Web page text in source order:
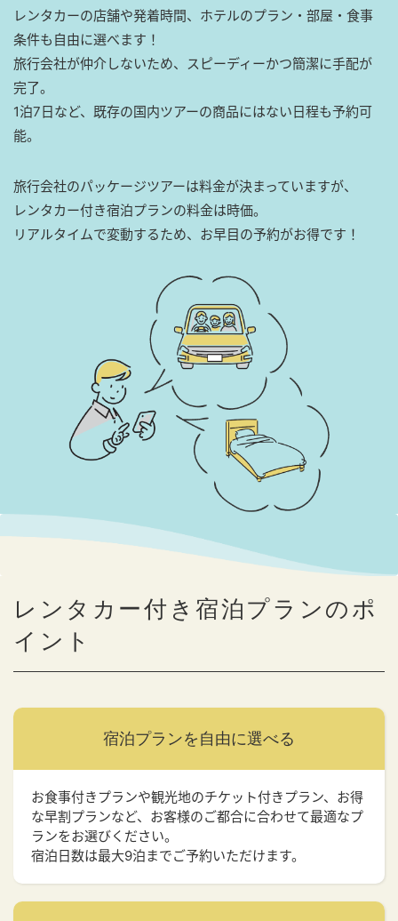
レンタカーの店舗や発着時間、ホテルのプラン・部屋・食事
条件も自由に選べます！
旅行会社が仲介しないため、スピーディーかつ簡潔に手配が
完了。
1泊7日など、既存の国内ツアーの商品にはない日程も予約可
能。
旅行会社のパッケージツアーは料金が決まっていますが、
レンタカー付き宿泊プランの料金は時価。
リアルタイムで変動するため、お早目の予約がお得です！
レンタカー付き宿泊プランのポ
イント
宿泊プランを 自由に選べる
お食事付きプランや観光地のチケット付きプラン、お得
な早割プランなど、お客様のご都合に合わせて最適なプ
ランをお選びください。
宿泊日数は最大9泊までご予約いただけます。